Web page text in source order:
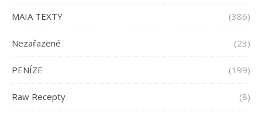
MAIA TEXTY (386)
Nezařazené (23)
PENÍZE (199)
Raw Recepty (8)